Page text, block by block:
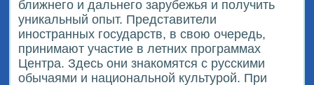
ближнего и дальнего зарубежья и получить
уникальный опыт. Представители
иностранных государств, в свою очередь,
принимают участие в летних программах
Центра. Здесь они знакомятся с русскими
обычаями и национальной культурой. При